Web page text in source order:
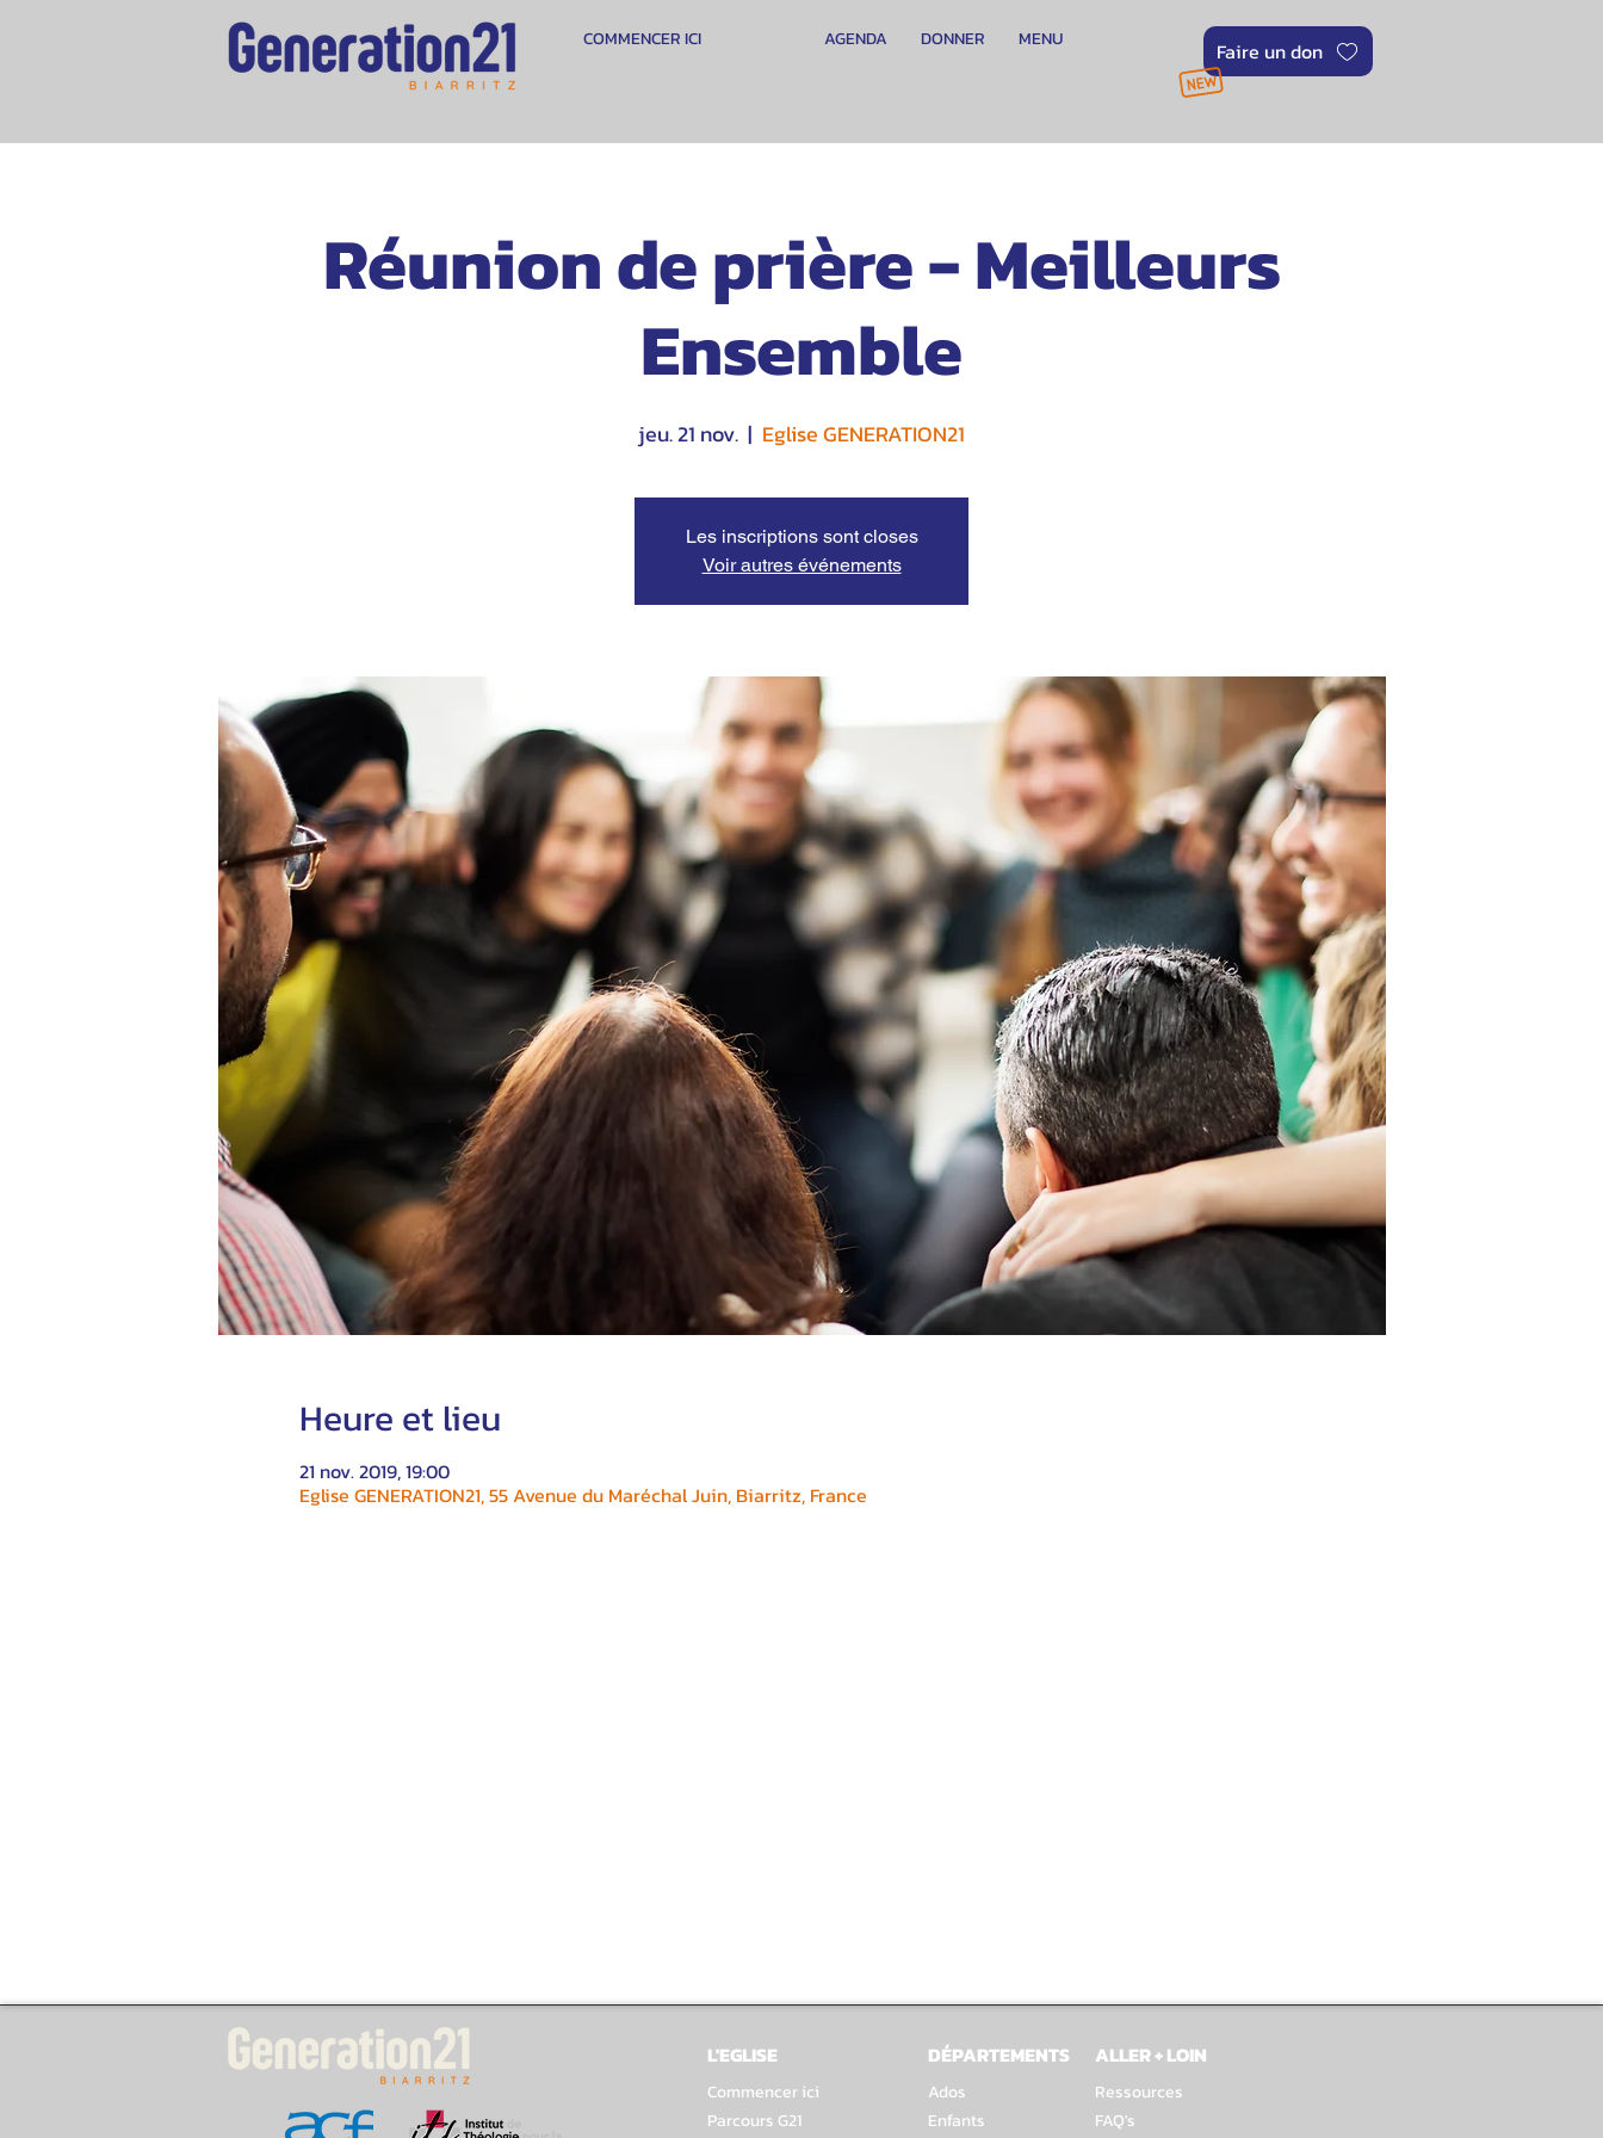
COMMENCER ICI DONNER MENU
AGENDA Faire un don
Réunion de prière - Meilleurs
Ensemble
jeu. 21 nov.
  |
Eglise GENERATION21
Les inscriptions sont closes
Voir autres événements
Heure et lieu
21 nov. 2019, 19:00
Eglise GENERATION21, 55 Avenue du Maréchal Juin, Biarritz, France
L'EGLISE
Commencer ici
Parcours G21
DÉPARTEMENTS ALLER + LOIN
Ados
Enfants
Ressources
FAQ's